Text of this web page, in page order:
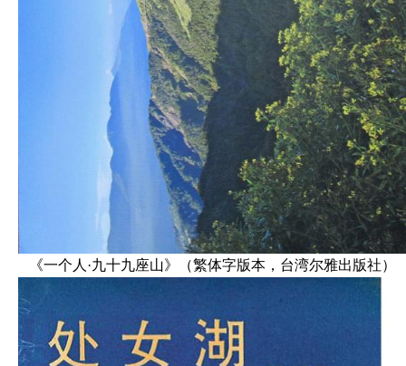
《一个人·九十九座山》（繁体字版本，台湾尔雅出版社）